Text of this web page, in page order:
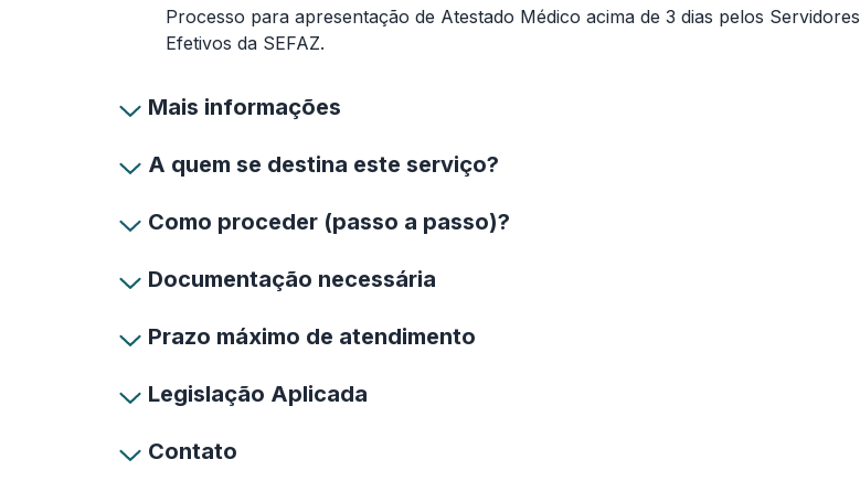
Processo para apresentação de Atestado Médico acima de 3 dias pelos Servidores
Efetivos da SEFAZ.
Mais informações
A quem se destina este serviço?
Como proceder (passo a passo)?
Documentação necessária
Prazo máximo de atendimento
Legislação Aplicada
Contato